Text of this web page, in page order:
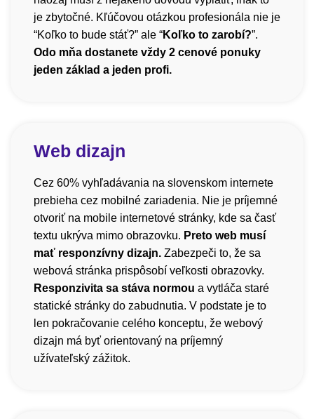
je zbytočné. Kľúčovou otázkou profesionála nie je
“Koľko to bude stáť?” ale “Koľko to zarobí?”.
Odo mňa dostanete vždy 2 cenové ponuky
jeden základ a jeden profi.
Web dizajn
Cez 60% vyhľadávania na slovenskom internete
prebieha cez mobilné zariadenia. Nie je príjemné
otvoriť na mobile internetové stránky, kde sa časť
textu ukrýva mimo obrazovku. Preto web musí
mať responzívny dizajn. Zabezpeči to, že sa
webová stránka prispôsobí veľkosti obrazovky.
Responzivita sa stáva normou a vytláča staré
statické stránky do zabudnutia. V podstate je to
len pokračovanie celého konceptu, že webový
dizajn má byť orientovaný na príjemný
užívateľský zážitok.